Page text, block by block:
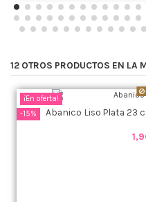
12 OTROS PRODUCTOS EN LA
¡En oferta!
-15%
Abanico Liso Plata 23